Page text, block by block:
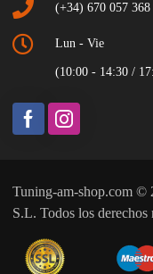
(+34) 670 057 368
Lun - Vie
(10:00 - 14:30 /
Tuning-am-shop.com ©
S.L. Todos los derechos